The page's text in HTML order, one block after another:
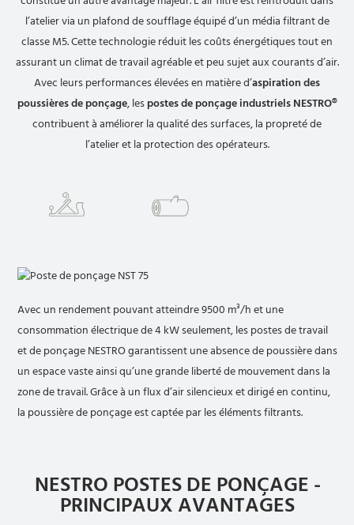
l’atelier via un plafond de soufflage équipé d’un média filtrant de
classe M5. Cette technologie réduit les coûts énergétiques tout en
assurant un climat de travail agréable et peu sujet aux courants d’air.
Avec leurs performances élevées en matière d’aspiration des
poussières de ponçage, lespostes de ponçage industriels NESTRO®
contribuent à améliorer la qualité des surfaces, la propreté de
l’atelier et la protection des opérateurs.
Avec un rendement pouvant atteindre 9500 m³/h et une
consommation électrique de 4 kW seulement, les postes de travail
et de ponçage NESTRO garantissent une absence de poussière dans
un espace vaste ainsi qu’une grande liberté de mouvement dans la
zone de travail. Grâce à un flux d’air silencieux et dirigé en continu,
la poussière de ponçage est captée par les éléments filtrants.
NESTRO POSTES DE PONÇAGE -
PRINCIPAUX AVANTAGES